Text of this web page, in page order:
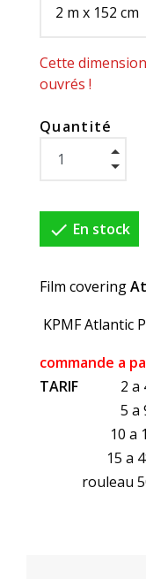
Cette
ouvrés !
Quantité
 En stock
Film covering
KPMF Atlantic
commande a
TARIF
2 a
5 a 9m
10 a 14m
15 a 48m
rouleau